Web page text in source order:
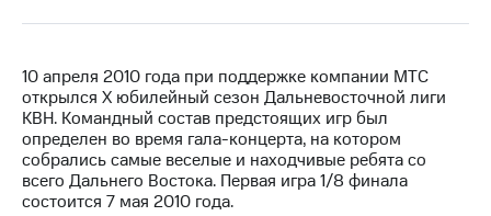
Контакты
Медиа-центр
Пресс-
релизы
10 апреля 2010 года при поддержке компании МТС
открылся Х юбилейный сезон Дальневосточной лиги
КВН. Командный состав предстоящих игр был
определен во время гала-концерта, на котором
собрались самые веселые и находчивые ребята со
всего Дальнего Востока. Первая игра 1/8 финала
состоится 7 мая 2010 года.